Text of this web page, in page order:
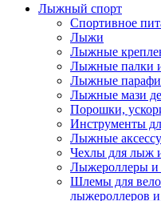
Лыжный спорт
Спортивное
Лыжи
Лыжные
Лыжные палки
Лыжные
Лыжные мази
Порошки,
Инструменты
Лыжные
Чехлы для лыж
Лыжероллеры и
Шлемы для вело
лыжероллеров